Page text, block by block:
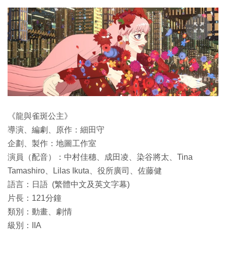
《龍與雀斑公主》
導演、編劇、原作：細田守
企劃、製作：地圖工作室
演員（配音）：中村佳穗、成田凌、染谷將太、Tina
Tamashiro、Lilas Ikuta、役所廣司、佐藤健
語言：日語 (繁體中文及英文字幕)
片長：121分鐘
類別：動畫、劇情
級別：IIA